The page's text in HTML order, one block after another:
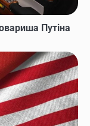
Путіна